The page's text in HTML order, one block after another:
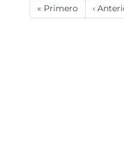
Primera
página
« Primero
Página
‹